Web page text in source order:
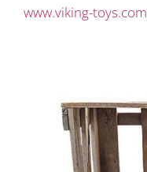
www.viking-toys.com